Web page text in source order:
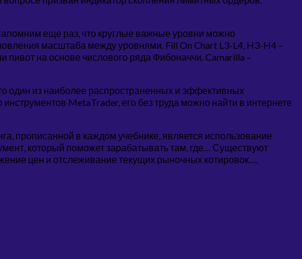
еще раз, что круглые важные уровни можно
масштаба между уровнями. Fill On Chart L3-L4, H3-H4 –
на основе числового ряда Фибоначчи. Camarilla –
один из наиболее распространенных и эффективных
MetaTrader, его без труда можно найти в интернете
прописанной в каждом учебнике, является использование
который поможет зарабатывать там, где… Существуют
цен и отслеживание текущих рыночных котировок….